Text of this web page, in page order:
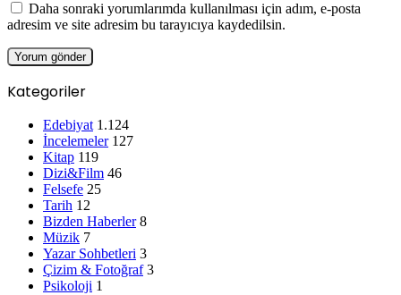
Daha sonraki yorumlarımda kullanılması için adım, e-posta
adresim ve site adresim bu tarayıcıya kaydedilsin.
Kategoriler
Edebiyat 1.124
İncelemeler 127
Kitap 119
Dizi&Film 46
Felsefe 25
Tarih 12
Bizden Haberler 8
Müzik 7
Yazar Sohbetleri 3
Çizim & Fotoğraf 3
Psikoloji 1